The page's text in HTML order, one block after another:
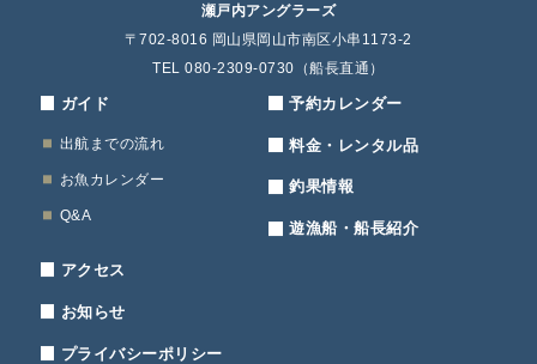
瀬戸内アングラーズ
〒702-8016 岡山県岡山市南区小串1173-2
TEL 080-2309-0730（船長直通）
ガイド
出航までの流れ
お魚カレンダー
Q&A
予約カレンダー
料金・レンタル品
釣果情報
遊漁船・船長紹介
アクセス
お知らせ
プライバシーポリシー